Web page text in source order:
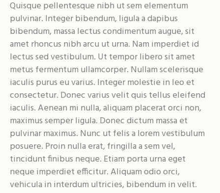
Quisque pellentesque nibh ut sem elementum
pulvinar. Integer bibendum, ligula a dapibus
bibendum, massa lectus condimentum augue, sit
amet rhoncus nibh arcu ut urna. Nam imperdiet id
lectus sed vestibulum. Ut tempor libero sit amet
metus fermentum ullamcorper. Nullam scelerisque
iaculis purus eu varius. Integer molestie in leo et
consectetur. Donec varius velit quis tellus eleifend
iaculis. Aenean mi nulla, aliquam placerat orci non,
maximus semper ligula. Donec dictum massa et
pulvinar maximus. Nunc ut felis a lorem vestibulum
posuere. Proin nulla erat, fringilla a sem vel,
tincidunt finibus neque. Etiam porta urna eget
neque imperdiet efficitur. Aliquam odio orci,
vehicula in interdum ultricies, bibendum in velit.